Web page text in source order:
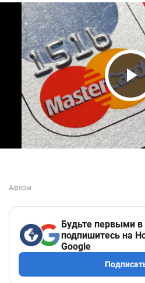
Будьте первыми в
подпишитесь на
Google